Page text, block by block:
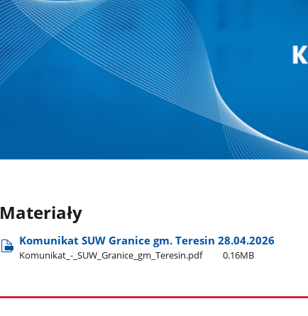
Materiały
Komunikat SUW Granice gm. Teresin 28.04.2026
Komunikat​_-​_SUW​_Granice​_gm​_Teresin.pdf 0.16MB